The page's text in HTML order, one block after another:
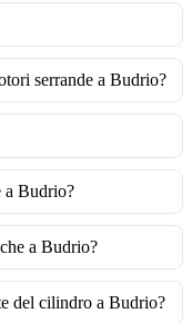
serrande a Budrio?
a Budrio?
a Budrio?
del cilindro a Budrio?